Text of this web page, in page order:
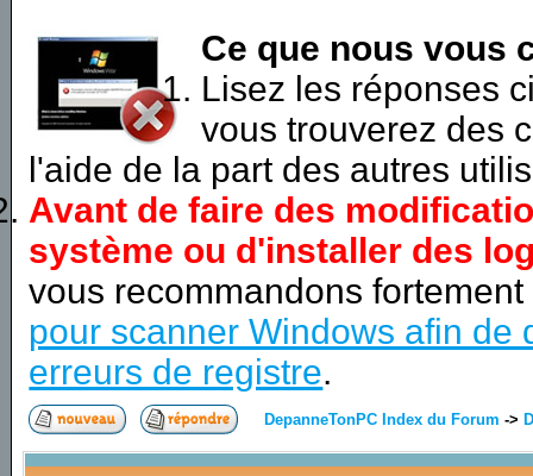
Ce que nous vous
Lisez les réponses
vous trouverez des
l'aide de la part des autres
Avant de faire des
système ou d'installer des
vous recommandons
pour scanner Windows afin de
erreurs de registre.
DepanneTonPC Index du Forum ->